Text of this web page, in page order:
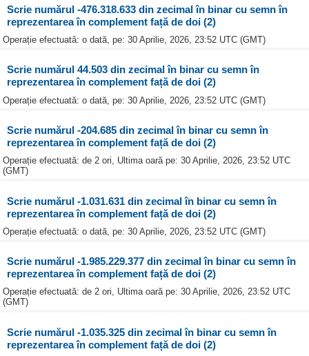
Scrie numărul -476.318.633 din zecimal în binar cu semn în
reprezentarea în complement față de doi (2)
Operație efectuată: o dată, pe: 30 Aprilie, 2026, 23:52 UTC (GMT)
Scrie numărul 44.503 din zecimal în binar cu semn în
reprezentarea în complement față de doi (2)
Operație efectuată: o dată, pe: 30 Aprilie, 2026, 23:52 UTC (GMT)
Scrie numărul -204.685 din zecimal în binar cu semn în
reprezentarea în complement față de doi (2)
Operație efectuată: de 2 ori, Ultima oară pe: 30 Aprilie, 2026, 23:52 UTC
(GMT)
Scrie numărul -1.031.631 din zecimal în binar cu semn în
reprezentarea în complement față de doi (2)
Operație efectuată: o dată, pe: 30 Aprilie, 2026, 23:52 UTC (GMT)
Scrie numărul -1.985.229.377 din zecimal în binar cu semn în
reprezentarea în complement față de doi (2)
Operație efectuată: de 2 ori, Ultima oară pe: 30 Aprilie, 2026, 23:52 UTC
(GMT)
Scrie numărul -1.035.325 din zecimal în binar cu semn în
reprezentarea în complement față de doi (2)